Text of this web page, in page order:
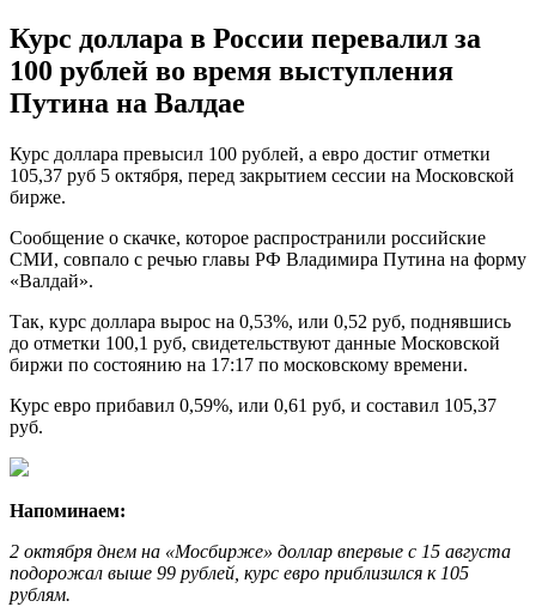
Курс доллара в России перевалил за
100 рублей во время выступления
Путина на Валдае
Курс доллара превысил 100 рублей, а евро достиг отметки
105,37 руб 5 октября, перед закрытием сессии на Московской
бирже.
Сообщение о скачке, которое распространили российские
СМИ, совпало с речью главы РФ Владимира Путина на форму
«Валдай».
Так, курс доллара вырос на 0,53%, или 0,52 руб, поднявшись
до отметки 100,1 руб, свидетельствуют данные Московской
биржи по состоянию на 17:17 по московскому времени.
Курс евро прибавил 0,59%, или 0,61 руб, и составил 105,37
руб.
Напоминаем:
2 октября днем на «Мосбирже» доллар впервые с 15 августа
подорожал выше 99 рублей, курс евро приблизился к 105
рублям.